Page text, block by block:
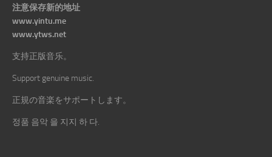
注意保存新的地址
www.yintu.me
www.ytws.net
支持正版音乐。
Support genuine music.
正規の音楽をサポートします。
정품 음악 을 지지 하 다.